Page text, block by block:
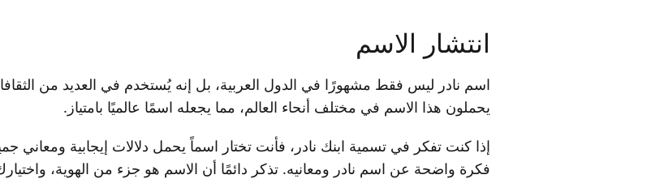
انتشار الاسم
اسم نادر ليس فقط مشهورًا في الدول العربية، بل إنه يُستخدم في العديد من
يحملون هذا الاسم في مختلف أنحاء العالم، مما يجعله اسمًا عالميًا بامتياز.
إذا كنت تفكر في تسمية ابنك نادر، فأنت تختار اسماً يحمل دلالات إيجابية ومعاني
فكرة واضحة عن اسم نادر ومعانيه. تذكر دائمًا أن الاسم هو جزء من الهوية،